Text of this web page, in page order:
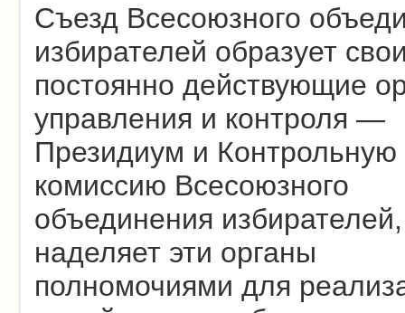
Съезд Всесоюзного
избирателей образует
постоянно действующие
управления и контроля —
Президиум и Контрольную
комиссию Всесоюзного
объединения избирателей,
наделяет эти органы
полномочиями для